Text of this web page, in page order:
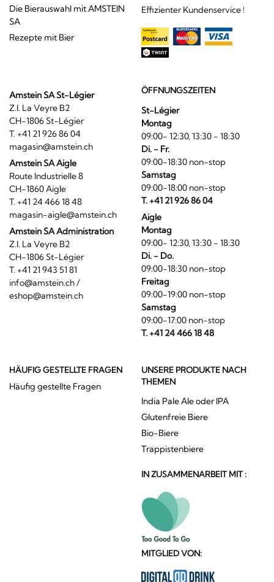
Die Bierauswahl mit AMSTEIN
SA
Rezepte mit Bier
Effizienter Kundenservice !
Amstein SA St-Légier
Z.I. La Veyre B2
CH-1806 St-Légier
T. +41 21 926 86 04
magasin@amstein.ch
Amstein SA Aigle
Route Industrielle 8
CH-1860 Aigle
T. +41 24 466 18 48
magasin-aigle@amstein.ch
Amstein SA Administration
Z.I. La Veyre B2
CH-1806 St-Légier
T. +41 21 943 51 81
info@amstein.ch/
eshop@amstein.ch
ÖFFNUNGSZEITEN
St-Légier
Montag
09:00- 12:30, 13:30 - 18:30
Di. - Fr.
09:00-18:30 non-stop
Samstag
09:00-18:00 non-stop
T. +41 21 926 86 04
Aigle
Montag
09:00- 12:30, 13:30 - 18:30
Di. - Do.
09:00-18:30 non-stop
Freitag
09:00-19:00 non-stop
Samstag
09:00-17:00 non-stop
T. +41 24 466 18 48
HÄUFIG GESTELLTE FRAGEN
Häufig gestellte Fragen
UNSERE PRODUKTE NACH
THEMEN
India Pale Ale oder IPA
Glutenfreie Biere
Bio-Biere
Trappistenbiere
IN ZUSAMMENARBEIT MIT :
MITGLIED VON: